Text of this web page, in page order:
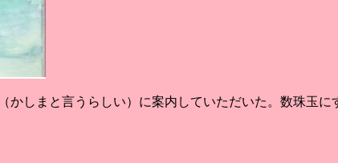
かしまと言うらしい）に案内していただいた。数珠玉